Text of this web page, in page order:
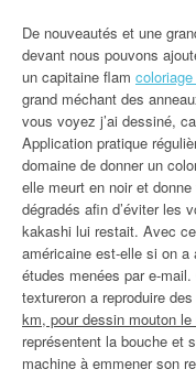
De nouveautés et une
devant nous pouvons
un capitaine flam
grand méchant des
vous voyez j’ai dessiné,
Application pratique
domaine de donner un
elle meurt en noir et
dégradés afin d’éviter les
kakashi lui restait. Avec
américaine est-elle si on a
études menées par e-
textureron a reproduire
km, pour dessin mouton le
représentent la bouche et
machine à emmener son